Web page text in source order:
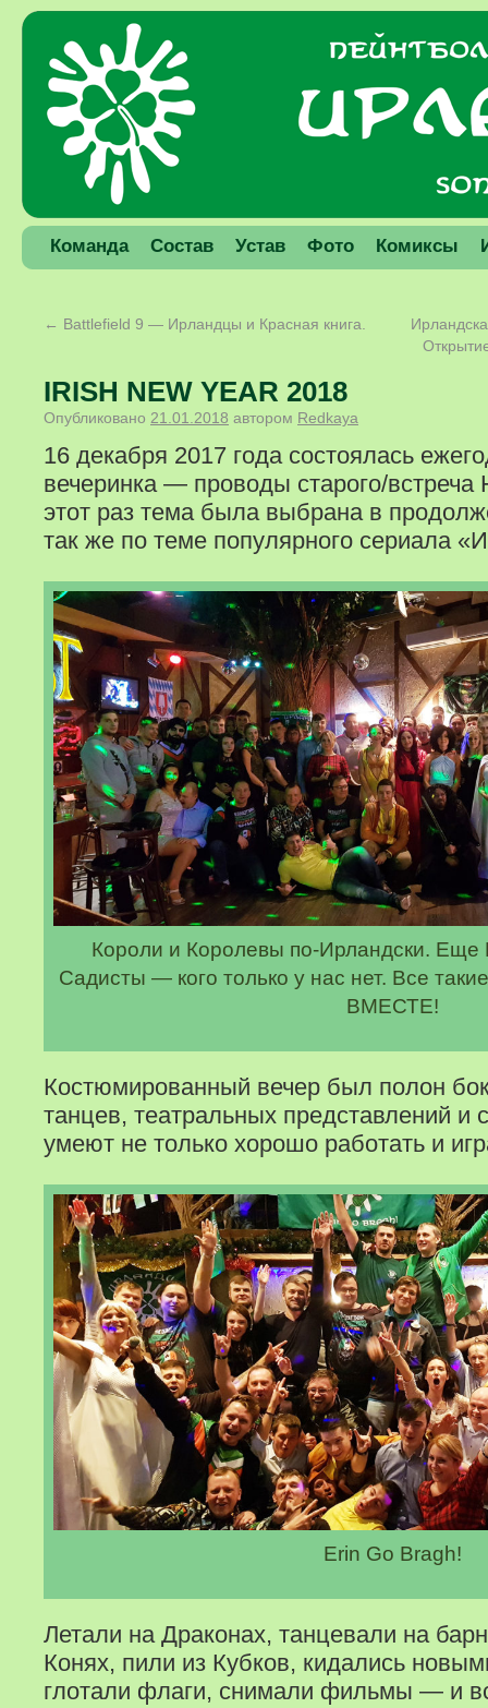
Команда Состав Устав Фото Комиксы
← Battlefield 9 — Ирландцы и Красная книга.
IRISH NEW YEAR 2018
Опубликовано 21.01.2018 автором Redkaya
16 декабря 2017 года состоялась
вечеринка — проводы старого/встреча
этот раз тема была выбрана в
так же по теме популярного сериала
Короли и Королевы по-Ирландски. Еще
Садисты — кого только у нас нет. Все
ВМЕСТЕ!
Костюмированный вечер был полон
танцев, театральных представлений
умеют не только хорошо работать и
Erin Go Bragh!
Летали на Драконах, танцевали на
Конях, пили из Кубков, кидались
глотали флаги, снимали фильмы — и